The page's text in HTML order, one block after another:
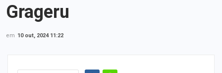
Grageru
em 10 out, 2024 11:22